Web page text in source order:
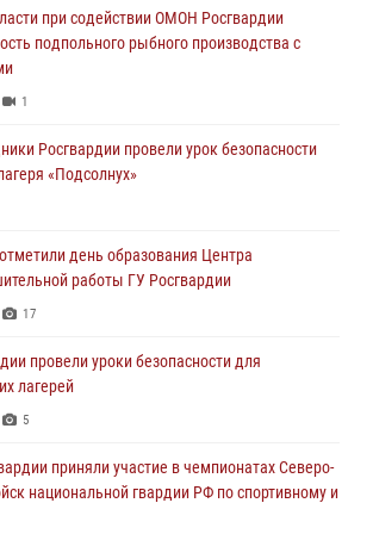
росгвардейцы оперативно задержали
из пускового устройства рядом с жилыми
Росгвардии обеспечили
матча "Зенит" - "Балтика"
наряд Росгвардии обнаружил
автотранспорт
2
обнаружили объявленный в розыск
при совершении кражи в
при содействии ОМОН Росгвардии
подпольного рыбного производства с
1
Росгвардии провели урок безопасности
«Подсолнух»
день образования Центра
работы ГУ Росгвардии
17
провели уроки безопасности для
лагерей
5
приняли участие в чемпионатах Северо-
национальной гвардии РФ по спортивному и